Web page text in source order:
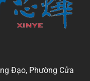
Đạo, Phường Cửa